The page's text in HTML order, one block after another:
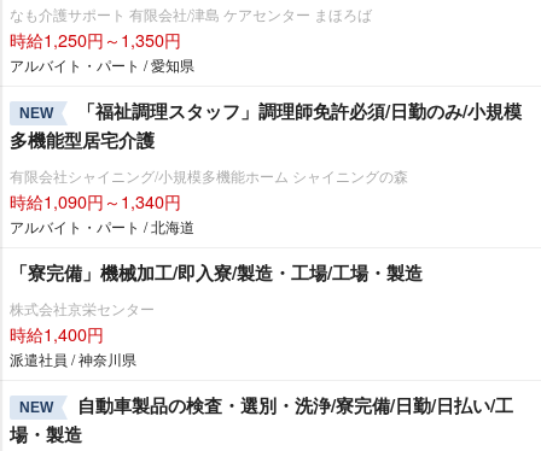
なも介護サポート 有限会社/津島 ケアセンター まほろば
時給1,250円～1,350円
アルバイト・パート / 愛知県
NEW
「福祉調理スタッフ」調理師免許必須/日勤のみ/小規模
多機能型居宅介護
有限会社シャイニング/小規模多機能ホーム シャイニングの森
時給1,090円～1,340円
アルバイト・パート / 北海道
「寮完備」機械加工/即入寮/製造・工場/工場・製造
株式会社京栄センター
時給1,400円
派遣社員 / 神奈川県
NEW
自動車製品の検査・選別・洗浄/寮完備/日勤/日払い/工
場・製造